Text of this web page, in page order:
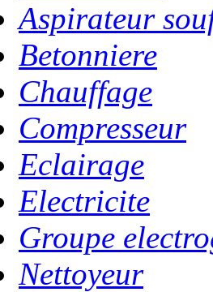
Aspirateur
Betonniere
Chauffage
Compresseur
Eclairage
Electricite
Groupe
Nettoyeur